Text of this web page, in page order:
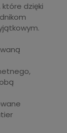
dzięki